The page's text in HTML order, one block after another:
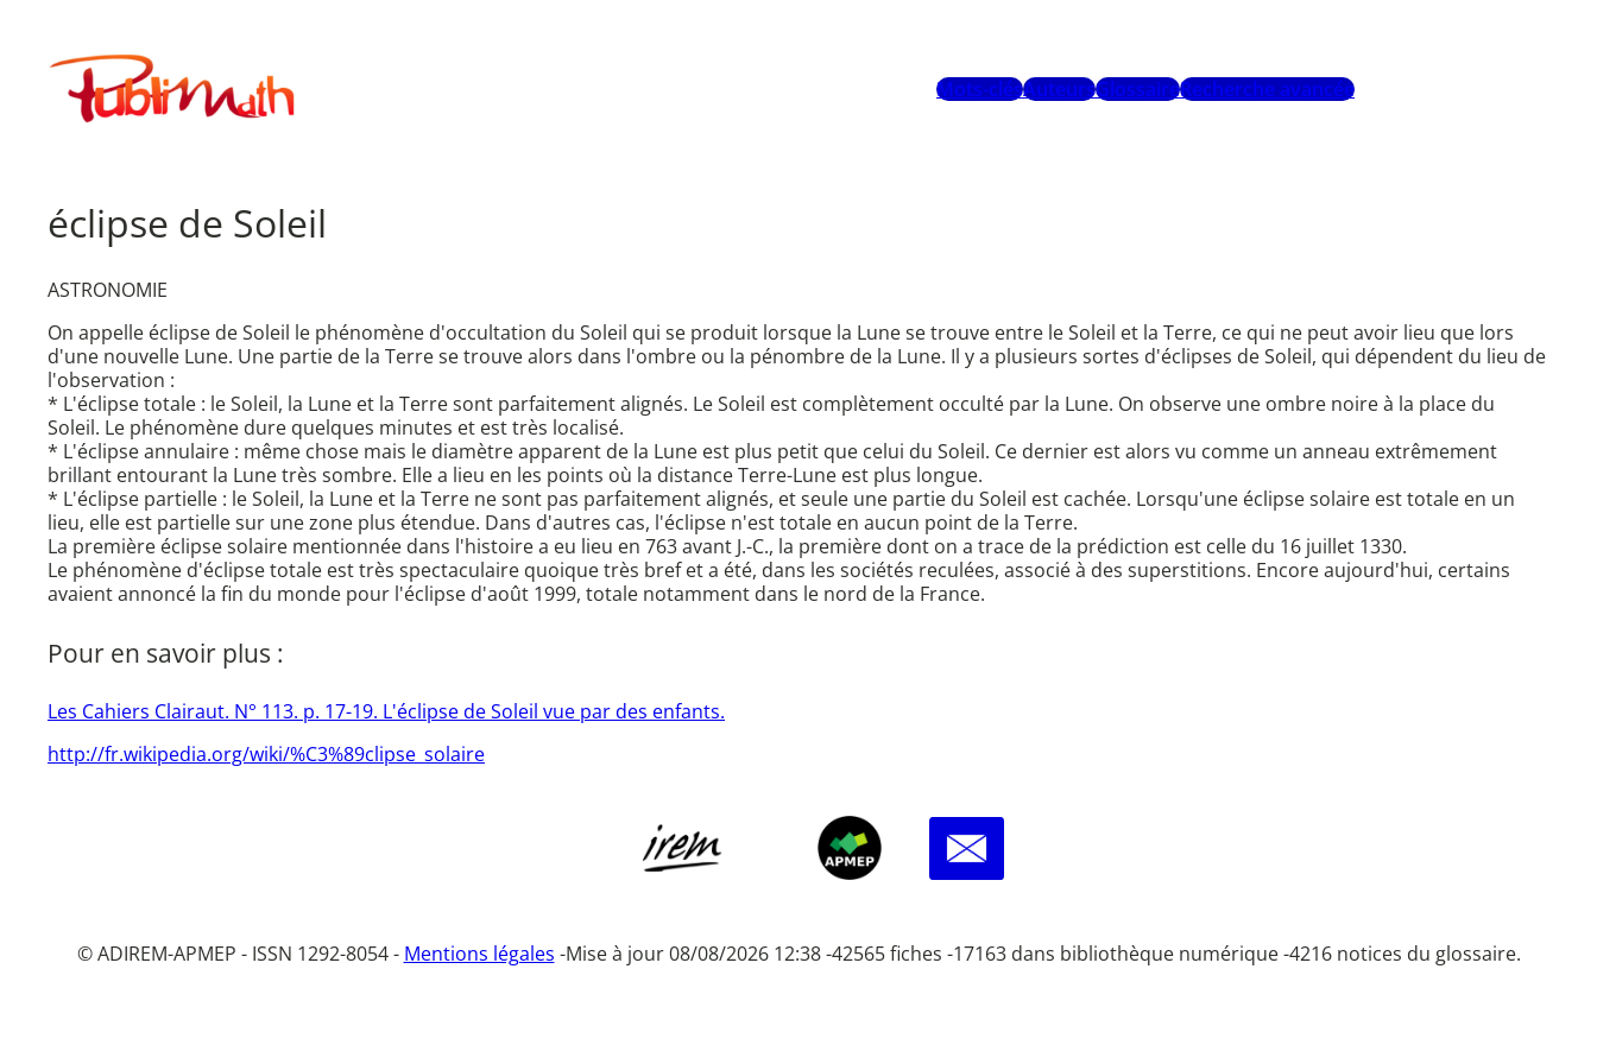
contenuPublimath
Mots-clésAuteursGlossaireRecherche avancée
éclipse de Soleil
ASTRONOMIE
On appelle éclipse de Soleil le phénomène d'occultation du Soleil qui se produit lorsque la Lune se trouve entre le Soleil et la Terre, ce qui ne peut avoir lieu que lors
d'une nouvelle Lune. Une partie de la Terre se trouve alors dans l'ombre ou la pénombre de la Lune. Il y a plusieurs sortes d'éclipses de Soleil, qui dépendent du lieu de
l'observation :
* L'éclipse totale : le Soleil, la Lune et la Terre sont parfaitement alignés. Le Soleil est complètement occulté par la Lune. On observe une ombre noire à la place du
Soleil. Le phénomène dure quelques minutes et est très localisé.
* L'éclipse annulaire : même chose mais le diamètre apparent de la Lune est plus petit que celui du Soleil. Ce dernier est alors vu comme un anneau extrêmement
brillant entourant la Lune très sombre. Elle a lieu en les points où la distance Terre-Lune est plus longue.
* L'éclipse partielle : le Soleil, la Lune et la Terre ne sont pas parfaitement alignés, et seule une partie du Soleil est cachée. Lorsqu'une éclipse solaire est totale en un
lieu, elle est partielle sur une zone plus étendue. Dans d'autres cas, l'éclipse n'est totale en aucun point de la Terre.
La première éclipse solaire mentionnée dans l'histoire a eu lieu en 763 avant J.-C., la première dont on a trace de la prédiction est celle du 16 juillet 1330.
Le phénomène d'éclipse totale est très spectaculaire quoique très bref et a été, dans les sociétés reculées, associé à des superstitions. Encore aujourd'hui, certains
avaient annoncé la fin du monde pour l'éclipse d'août 1999, totale notamment dans le nord de la France.
Pour en savoir plus :
Les Cahiers Clairaut. N° 113. p. 17-19. L'éclipse de Soleil vue par des enfants.
http://fr.wikipedia.org/wiki/%C3%89clipse_solaire
© ADIREM-APMEP - ISSN 1292-8054 - Mentions légales -Mise à jour 08/08/2026 12:38 -42565 fiches -17163 dans bibliothèque numérique -4216 notices du glossaire.